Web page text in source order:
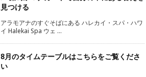
見つける
アラモアナのすぐそばにある ハレカイ・スパ・ハワ
イ Halekai Spa ウェ ...
8月のタイムテーブルはこちらをご覧くださ
い